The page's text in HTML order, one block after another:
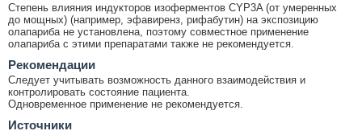
Степень влияния индукторов изоферментов CYP3A (от умеренных
до мощных) (например, эфавиренз, рифабутин) на экспозицию
олапариба не установлена, поэтому совместное применение
олапариба с этими препаратами также не рекомендуется.
Рекомендации
Следует учитывать возможность данного взаимодействия и
контролировать состояние пациента.
Одновременное применение не рекомендуется.
Источники